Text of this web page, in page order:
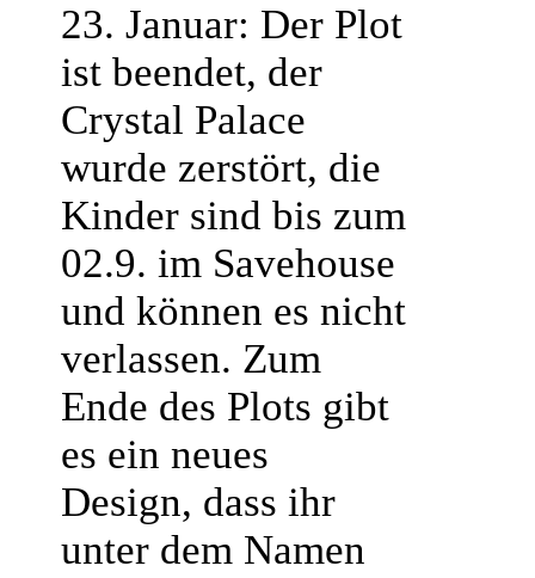
23. Januar: Der Plot
ist beendet, der
Crystal Palace
wurde zerstört, die
Kinder sind bis zum
02.9. im Savehouse
und können es nicht
verlassen. Zum
Ende des Plots gibt
es ein neues
Design, dass ihr
unter dem Namen